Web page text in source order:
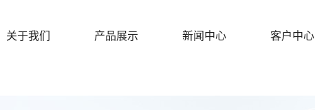
关于我们
产品展示 新闻中心 客户中心